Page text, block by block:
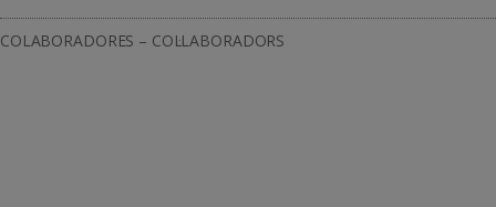
COLABORADORES – COL·LABORADORS